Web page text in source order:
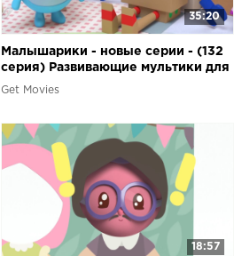
35:20
Малышарики - новые серии - (132
серия) Развивающие мультики для
самых маленьких
Get Movies
18:57